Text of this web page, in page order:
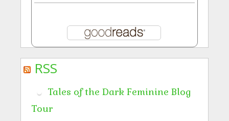
RSS
Tales of the Dark Feminine Blog
Tour